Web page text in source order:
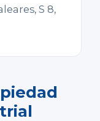
S 8,